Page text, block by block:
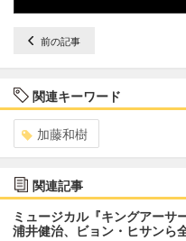
前の記事
関連キーワード
加藤和樹
関連記事
ミュージカル『キングアー
浦井健治、ビョン・ヒサンら